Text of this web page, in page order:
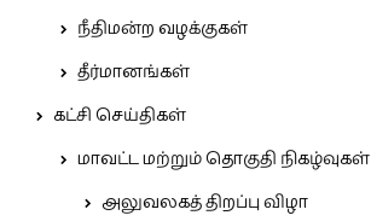
நீதிமன்ற வழக்குகள்
தீர்மானங்கள்
கட்சி செய்திகள்
மாவட்ட மற்றும் தொகுதி நிகழ்வுகள்
அலுவலகத் திறப்பு விழா